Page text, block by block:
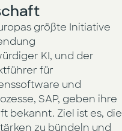
größte Initiative
KI, und der
für
und
SAP, geben ihre
bekannt. Ziel ist es, die
zu bündeln und